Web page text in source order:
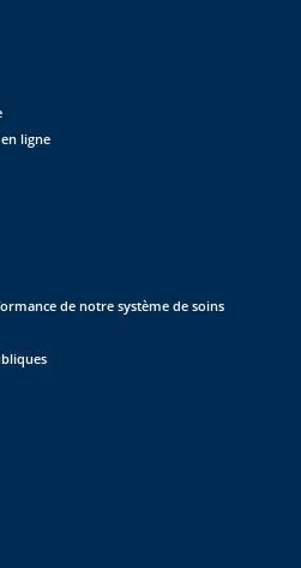
ligne
de notre système de soins